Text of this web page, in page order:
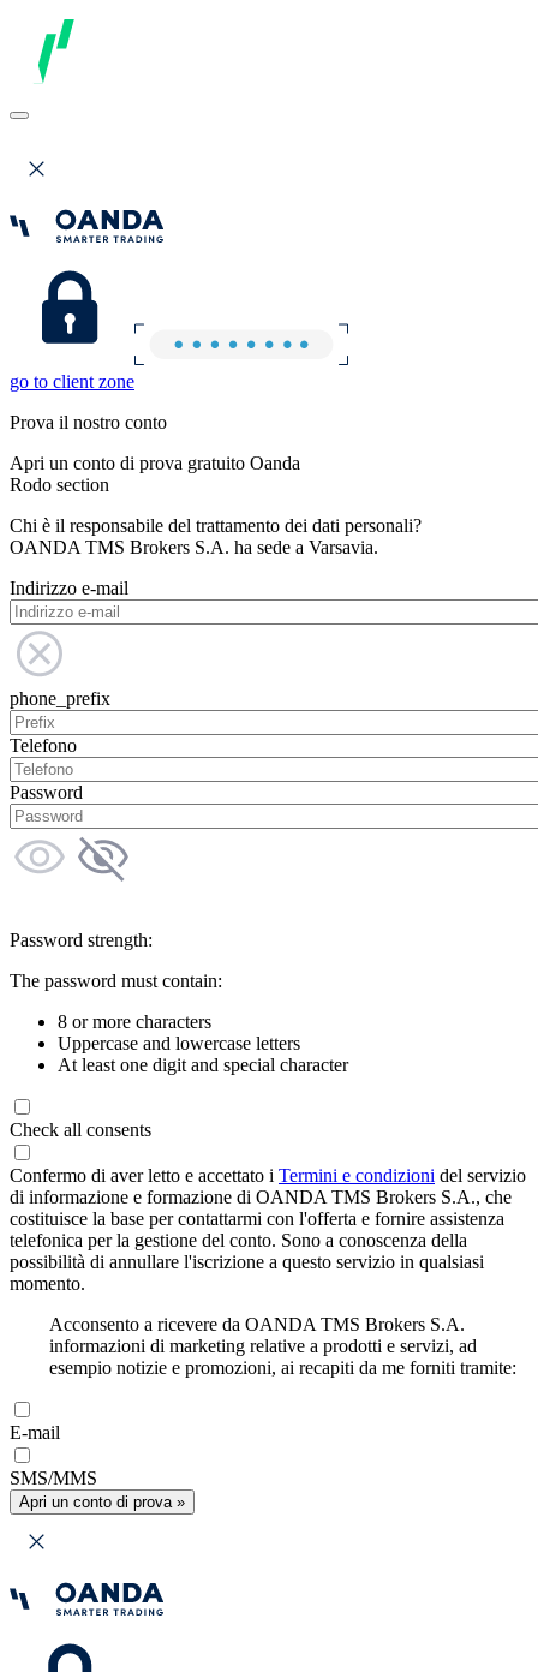
go to client zone
Prova il nostro conto
Apri un conto di prova gratuito Oanda
Rodo section
Chi è il responsabile del trattamento dei dati personali?
OANDA TMS Brokers S.A. ha sede a Varsavia.
Indirizzo e-mail
phone_prefix
Telefono
Password
Password strength:
The password must contain:
8 or more characters
Uppercase and lowercase letters
At least one digit and special character
Check all consents
Confermo di aver letto e accettato i Termini e condizioni del servizio
di informazione e formazione di OANDA TMS Brokers S.A., che
costituisce la base per contattarmi con l'offerta e fornire assistenza
telefonica per la gestione del conto. Sono a conoscenza della
possibilità di annullare l'iscrizione a questo servizio in qualsiasi
momento.
Acconsento a ricevere da OANDA TMS Brokers S.A.
informazioni di marketing relative a prodotti e servizi, ad
esempio notizie e promozioni, ai recapiti da me forniti tramite:
E-mail
SMS/MMS
Apri un conto di prova »